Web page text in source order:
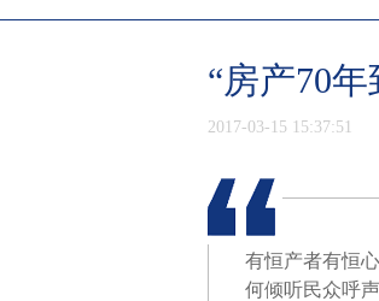
“房产70
2017-03-15 15:37:51
有恒产者有恒
何倾听民众呼